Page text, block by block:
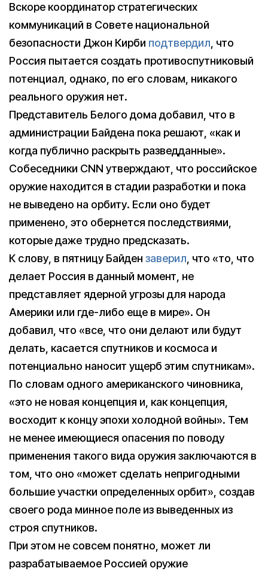
Вскоре координатор стратегических
коммуникаций в Совете национальной
безопасности Джон Кирби подтвердил, что
Россия пытается создать противоспутниковый
потенциал, однако, по его словам, никакого
реального оружия нет.
Представитель Белого дома добавил, что в
администрации Байдена пока решают, «как и
когда публично раскрыть разведданные».
Собеседники CNN утверждают, что российское
оружие находится в стадии разработки и пока
не выведено на орбиту. Если оно будет
применено, это обернется последствиями,
которые даже трудно предсказать.
К слову, в пятницу Байден заверил, что «то, что
делает Россия в данный момент, не
представляет ядерной угрозы для народа
Америки или где-либо еще в мире». Он
добавил, что «все, что они делают или будут
делать, касается спутников и космоса и
потенциально наносит ущерб этим спутникам».
По словам одного американского чиновника,
«это не новая концепция и, как концепция,
восходит к концу эпохи холодной войны». Тем
не менее имеющиеся опасения по поводу
применения такого вида оружия заключаются в
том, что оно «может сделать непригодными
большие участки определенных орбит», создав
своего рода минное поле из выведенных из
строя спутников.
При этом не совсем понятно, может ли
разрабатываемое Россией оружие